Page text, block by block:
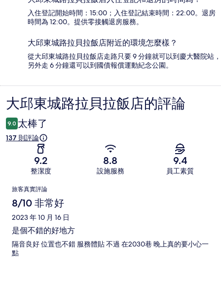
入住登記開始時間：15:00；入住登記結束時間：22:00。退房
時間為 12:00。提供零接觸退房服務。
大邱東城路拉貝拉飯店附近的環境怎麼樣？
從大邱東城路拉貝拉飯店走路只要 9 分鐘就可以到慶大醫院站，
另外走 6 分鐘還可以到國債報償運動紀念公園。
評
論
大邱東城路拉貝拉飯店的評論
9.0 太棒了
137 則評論
9.2
整潔度
8.8
設施服務
9.4
員工素質
評
論
旅客真實評論
8/10 非常好
2023 年 10 月 16 日
是個不錯的好地方
隔音良好 位置也不錯 服務體貼 不過 在2030巷 晚上真的要小心一
點